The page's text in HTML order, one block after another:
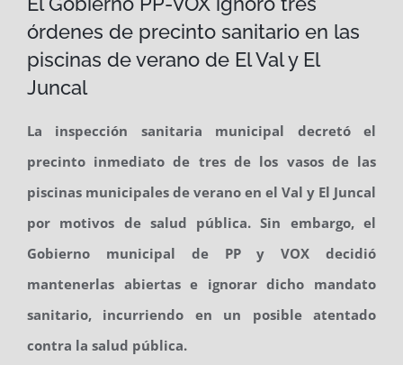
órdenes de precinto sanitario en las
piscinas de verano de El Val y El
Juncal
La inspección sanitaria municipal decretó el
precinto inmediato de tres de los vasos de las
piscinas municipales de verano en el Val y El Juncal
por motivos de salud pública. Sin embargo, el
Gobierno municipal de PP y VOX decidió
mantenerlas abiertas e ignorar dicho mandato
sanitario, incurriendo en un posible atentado
contra la salud pública.